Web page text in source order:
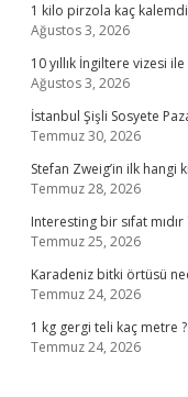
1 kilo pirzola kaç
Ağustos 3, 2026
10 yıllık İngiltere vizesi
Ağustos 3, 2026
İstanbul Şişli Sosyete
Temmuz 30, 2026
Stefan Zweig’in ilk hangi
Temmuz 28, 2026
Interesting bir sıfat mıdır
Temmuz 25, 2026
Karadeniz bitki örtüsü
Temmuz 24, 2026
1 kg gergi teli kaç metre ?
Temmuz 24, 2026